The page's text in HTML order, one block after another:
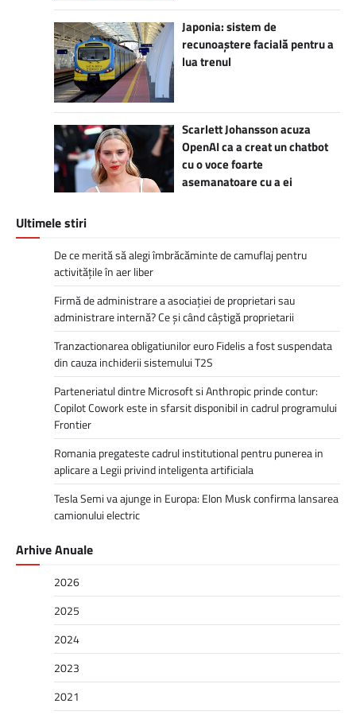
Japonia: sistem de
recunoaștere facială pentru a
lua trenul
Scarlett Johansson acuza
OpenAI ca a creat un chatbot
cu o voce foarte
asemanatoare cu a ei
Ultimele stiri
De ce merită să alegi îmbrăcăminte de camuflaj pentru
activitățile în aer liber
Firmă de administrare a asociației de proprietari sau
administrare internă? Ce și când câștigă proprietarii
Tranzactionarea obligatiunilor euro Fidelis a fost suspendata
din cauza inchiderii sistemului T2S
Parteneriatul dintre Microsoft si Anthropic prinde contur:
Copilot Cowork este in sfarsit disponibil in cadrul programului
Frontier
Romania pregateste cadrul institutional pentru punerea in
aplicare a Legii privind inteligenta artificiala
Tesla Semi va ajunge in Europa: Elon Musk confirma lansarea
camionului electric
Arhive Anuale
2026
2025
2024
2023
2021